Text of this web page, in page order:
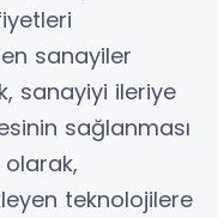
sanayiler
sanayiyi ileriye
sağlanması
teknolojilere